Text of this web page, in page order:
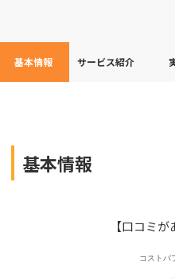
基本情報 サービス紹介
基本情報
【口コミが